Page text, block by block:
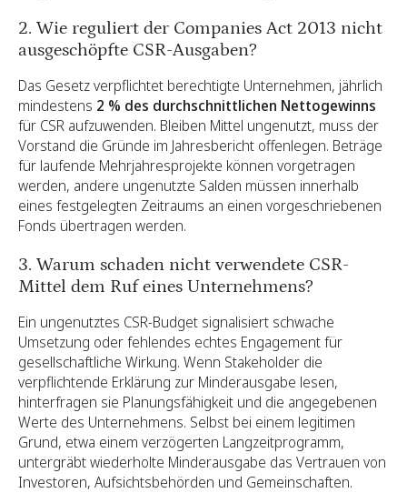
2. Wie reguliert der Companies Act 2013 nicht
ausgeschöpfte CSR-Ausgaben?
Das Gesetz verpflichtet berechtigte Unternehmen, jährlich
mindestens 2 % des durchschnittlichen Nettogewinns
für CSR aufzuwenden. Bleiben Mittel ungenutzt, muss der
Vorstand die Gründe im Jahresbericht offenlegen. Beträge
für laufende Mehrjahresprojekte können vorgetragen
werden, andere ungenutzte Salden müssen innerhalb
eines festgelegten Zeitraums an einen vorgeschriebenen
Fonds übertragen werden.
3. Warum schaden nicht verwendete CSR-
Mittel dem Ruf eines Unternehmens?
Ein ungenutztes CSR-Budget signalisiert schwache
Umsetzung oder fehlendes echtes Engagement für
gesellschaftliche Wirkung. Wenn Stakeholder die
verpflichtende Erklärung zur Minderausgabe lesen,
hinterfragen sie Planungsfähigkeit und die angegebenen
Werte des Unternehmens. Selbst bei einem legitimen
Grund, etwa einem verzögerten Langzeitprogramm,
untergräbt wiederholte Minderausgabe das Vertrauen von
Investoren, Aufsichtsbehörden und Gemeinschaften.